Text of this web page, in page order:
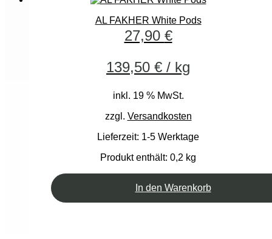
AL FAKHER White Pods
27,90 €
139,50 € / kg
inkl. 19 % MwSt.
zzgl. Versandkosten
Lieferzeit: 1-5 Werktage
Produkt enthält: 0,2 kg
In den Warenkorb